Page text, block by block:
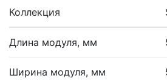
Коллекция
Длина модуля, мм
Ширина модуля, мм